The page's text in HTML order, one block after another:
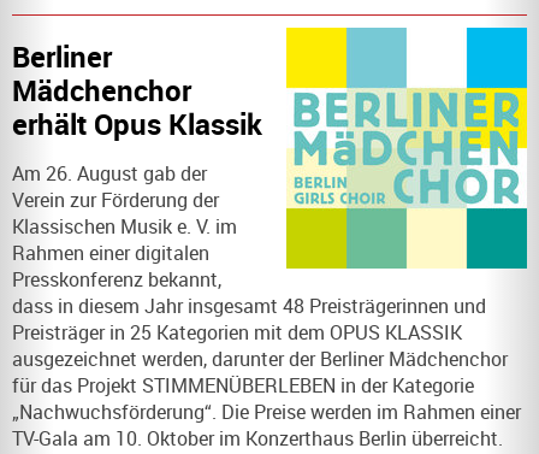
Berliner
Mädchenchor
erhält Opus Klassik
Am 26. August gab der
Verein zur Förderung der
Klassischen Musik e. V. im
Rahmen einer digitalen
Presskonferenz bekannt,
dass in diesem Jahr insgesamt 48 Preisträgerinnen und
Preisträger in 25 Kategorien mit dem OPUS KLASSIK
ausgezeichnet werden, darunter der Berliner Mädchenchor
für das Projekt STIMMENÜBERLEBEN in der Kategorie
„Nachwuchsförderung“. Die Preise werden im Rahmen einer
TV-Gala am 10. Oktober im Konzerthaus Berlin überreicht.